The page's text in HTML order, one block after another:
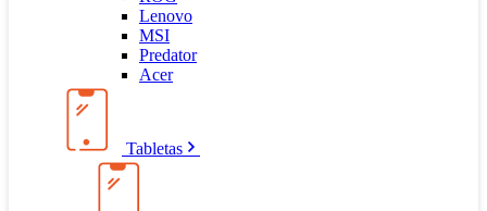
Lenovo
MSI
Predator
Acer
Tabletas